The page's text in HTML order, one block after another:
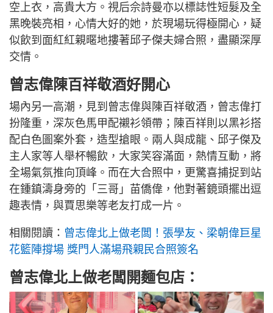
空上衣，高貴大方。視后佘詩曼亦以標誌性短髮及全
黑晚裝亮相，心情大好的她，於現場玩得極開心，疑
似飲到面紅紅親暱地摟著邱子傑夫婦合照，盡顯深厚
交情。
曾志偉陳百祥敬酒好開心
場內另一高潮，見到曾志偉與陳百祥敬酒，曾志偉打
扮隆重，深灰色馬甲配襯衫領帶；陳百祥則以黑衫搭
配白色圖案外套，造型搶眼。兩人與成龍、邱子傑及
主人家等人舉杯暢飲，大家笑容滿面，熱情互動，將
全場氣氛推向頂峰。而在大合照中，更驚喜捕捉到站
在鍾鎮濤身旁的「三哥」苗僑偉，他對著鏡頭擺出逗
趣表情，與賈思樂等老友打成一片。
相關閱讀： 曾志偉北上做老闆！張學友、梁朝偉巨星
花籃陣撐場 獎門人滿場飛親民合照簽名
曾志偉北上做老闆開麵包店：